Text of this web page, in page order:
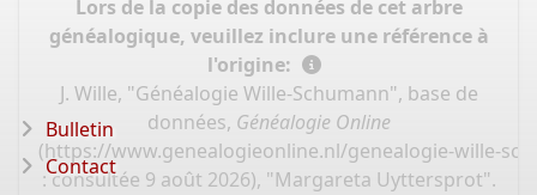
Lors de la copie des données de cet arbre
généalogique, veuillez inclure une référence à
l'origine:
J. Wille, "Généalogie Wille-Schumann", base de
données, Généalogie Online
(https://www.genealogieonline.nl/genealogie-wille-
: consultée 9 août 2026), "Margareta Uyttersprot".
Bulletin
Contact